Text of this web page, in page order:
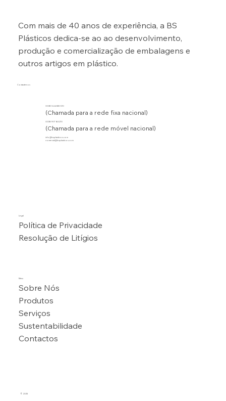
© 2025
Com mais de 40 anos de experiência, a BS
Plásticos dedica-se ao ao desenvolvimento,
produção e comercialização de embalagens e
outros artigos em plástico.
Contacte-nos
00351 244 830 510
(Chamada para a rede fixa nacional)
00351 917 163 270
(Chamada para a rede móvel nacional)
info@bsplasticos.com
comercial@bsplasticos.com
Legal
Política de Privacidade
Resolução de Litígios
Menu
Sobre Nós
Produtos
Serviços
Sustentabilidade
Contactos